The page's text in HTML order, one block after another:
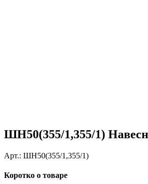
ШН50(355/1,355/1)
Арт.: ШН50(355/1,355/1)
Коротко о товаре